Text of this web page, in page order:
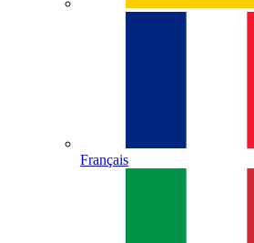
Français